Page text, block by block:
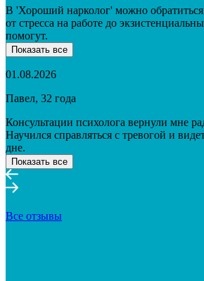
В 'Хороший нарколог' можно
от стресса на работе до
помогут.
Показать все
01.08.2026
Павел, 32 года
Консультации психолога вернули мне
Научился справляться с тревогой и
дне.
Показать все
Все отзывы